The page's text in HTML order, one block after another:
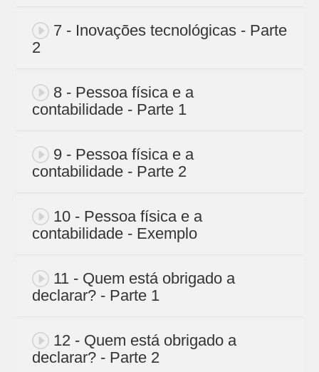
7 - Inovações tecnológicas - Parte
2
8 - Pessoa física e a
contabilidade - Parte 1
9 - Pessoa física e a
contabilidade - Parte 2
10 - Pessoa física e a
contabilidade - Exemplo
11 - Quem está obrigado a
declarar? - Parte 1
12 - Quem está obrigado a
declarar? - Parte 2